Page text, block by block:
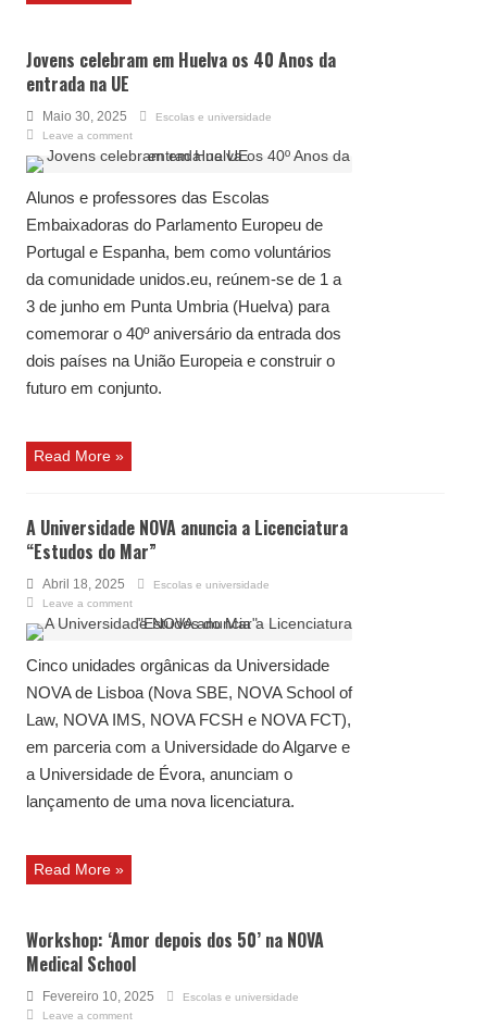
Jovens celebram em Huelva os 40 Anos da
entrada na UE
Maio 30, 2025
Escolas e universidade
Leave a comment
Alunos e professores das Escolas
Embaixadoras do Parlamento Europeu de
Portugal e Espanha, bem como voluntários
da comunidade unidos.eu, reúnem-se de 1 a
3 de junho em Punta Umbria (Huelva) para
comemorar o 40º aniversário da entrada dos
dois países na União Europeia e construir o
futuro em conjunto.
Read More »
A Universidade NOVA anuncia a Licenciatura
“Estudos do Mar”
Abril 18, 2025
Escolas e universidade
Leave a comment
Cinco unidades orgânicas da Universidade
NOVA de Lisboa (Nova SBE, NOVA School of
Law, NOVA IMS, NOVA FCSH e NOVA FCT),
em parceria com a Universidade do Algarve e
a Universidade de Évora, anunciam o
lançamento de uma nova licenciatura.
Read More »
Workshop: ‘Amor depois dos 50’ na NOVA
Medical School
Fevereiro 10, 2025
Escolas e universidade
Leave a comment